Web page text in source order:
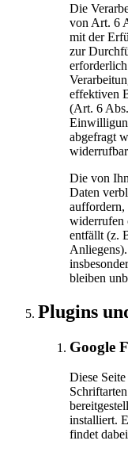
Die
von Art. 6
mit der
zur
effektiven
(Art. 6
abgefragt
Die von
Daten
widerrufen
entfällt (z.
bleiben
Plugins
Google
Diese
installiert.
findet